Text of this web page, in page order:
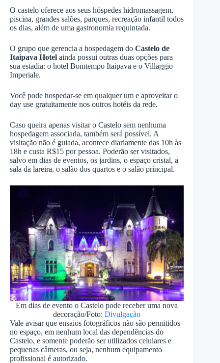
O castelo oferece aos seus hóspedes hidromassagem,
piscina, grandes salões, parques, recreação infantil todos
os dias, além de uma gastronomia requintada.
O grupo que gerencia a hospedagem do Castelo de
Itaipava Hotel ainda possui outras duas opções para
sua estadia: o hotel Bomtempo Itaipava e o Villaggio
Imperiale.
Você pode hospedar-se em qualquer um e aproveitar o
day use gratuitamente nos outros hotéis da rede.
Caso queira apenas visitar o Castelo sem nenhuma
hospedagem associada, também será possível. A
visitação não é guiada, acontece diariamente das 10h às
18h e custa R$15 por pessoa. Poderão ser visitados,
salvo em dias de eventos, os jardins, o espaço cristal, a
sala da lareira, o salão dos quartos e o salão principal.
Em dias de evento o Castelo pode receber uma nova
decoração/Foto:Divulgação
Vale avisar que ensaios fotográficos não são permitidos
no espaço, em nenhum local das dependências do
Castelo, e somente poderão ser utilizados celulares e
pequenas câmeras, ou seja, nenhum equipamento
profissional é autorizado.